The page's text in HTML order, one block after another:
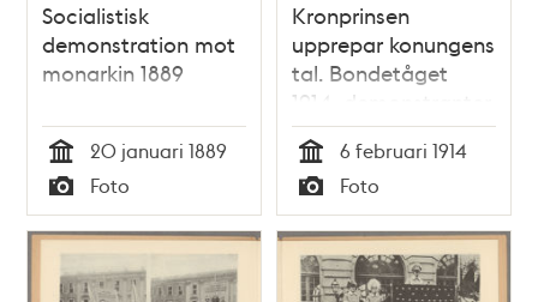
Socialistisk
demonstration mot
monarkin 1889
Tid
20 januari 1889
Typ
Foto
Kronprinsen
upprepar konungens
tal. Bondetåget
1914, demonstranter
samlade på
Slottsbacken.
Tid
6 februari 1914
Typ
Foto